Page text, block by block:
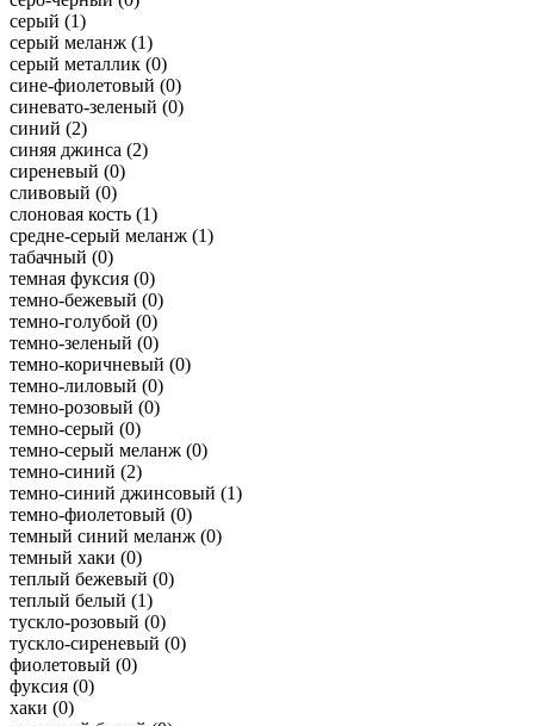
серый (1)
серый меланж (1)
серый металлик (0)
сине-фиолетовый (0)
синевато-зеленый (0)
синий (2)
синяя джинса (2)
сиреневый (0)
сливовый (0)
слоновая кость (1)
средне-серый меланж (1)
табачный (0)
темная фуксия (0)
темно-бежевый (0)
темно-голубой (0)
темно-зеленый (0)
темно-коричневый (0)
темно-лиловый (0)
темно-розовый (0)
темно-серый (0)
темно-серый меланж (0)
темно-синий (2)
темно-синий джинсовый (1)
темно-фиолетовый (0)
темный синий меланж (0)
темный хаки (0)
теплый бежевый (0)
теплый белый (1)
тускло-розовый (0)
тускло-сиреневый (0)
фиолетовый (0)
фуксия (0)
хаки (0)